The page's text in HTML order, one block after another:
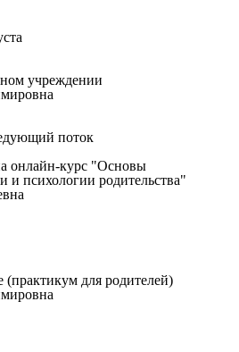
учреждении
поток
онлайн-курс "Основы
и психологии родительства"
для родителей)